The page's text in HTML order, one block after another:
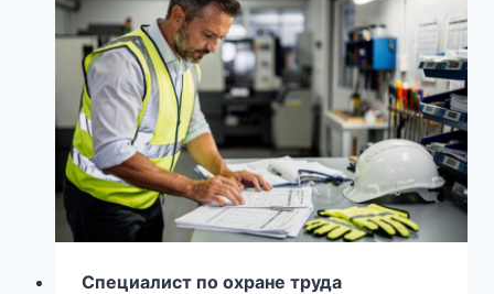
Специалист по охране труда